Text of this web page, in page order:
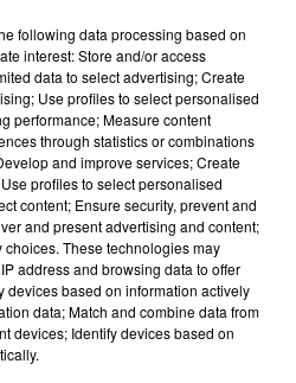
2 min 19 sec
sec
DU SECOURS
AYMERIES
following data processing based on
interest: Store and/or access
data to select advertising; Create
Use profiles to select personalised
performance; Measure content
through statistics or combinations
and improve services; Create
profiles to select personalised
content; Ensure security, prevent and
and present advertising and content;
These technologies may
address and browsing data to offer
devices based on information actively
data; Match and combine data from
devices; Identify devices based on